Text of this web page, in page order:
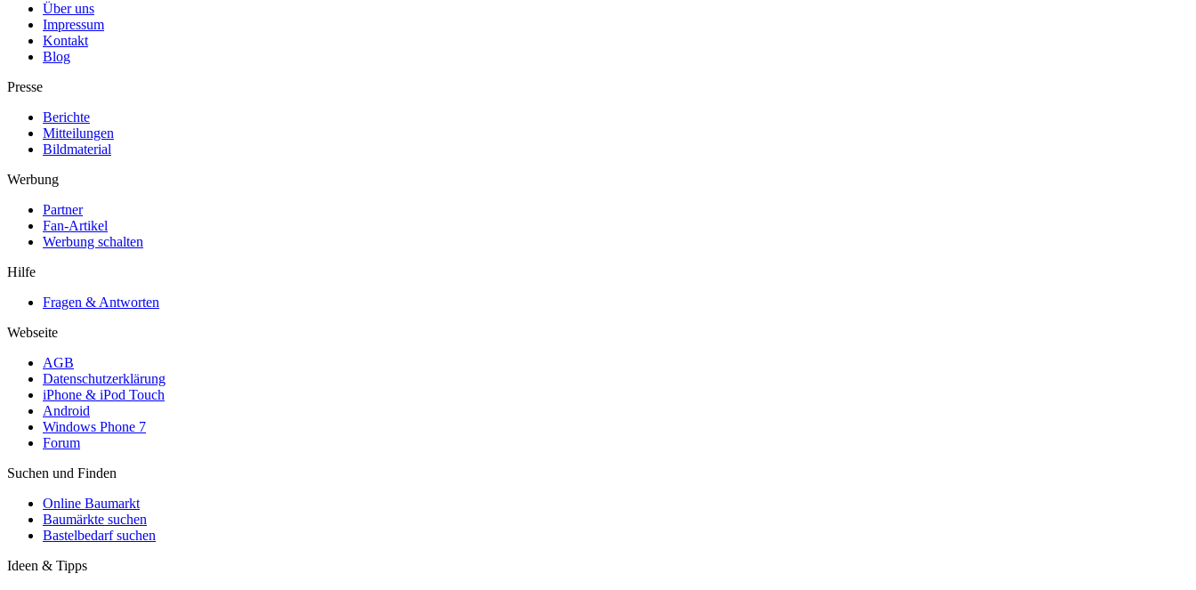
Über uns
Impressum
Kontakt
Blog
Presse
Berichte
Mitteilungen
Bildmaterial
Werbung
Partner
Fan-Artikel
Werbung schalten
Hilfe
Fragen & Antworten
Webseite
AGB
Datenschutzerklärung
iPhone & iPod Touch
Android
Windows Phone 7
Forum
Suchen und Finden
Online Baumarkt
Baumärkte suchen
Bastelbedarf suchen
Ideen & Tipps